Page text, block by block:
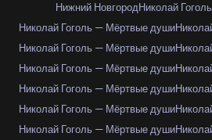
Нижний НовгородНиколай
Николай Гоголь — Мёртвые души
Николай Гоголь — Мёртвые души
Николай Гоголь — Мёртвые души
Николай Гоголь — Мёртвые души
Николай Гоголь — Мёртвые души
Николай Гоголь — Мёртвые души